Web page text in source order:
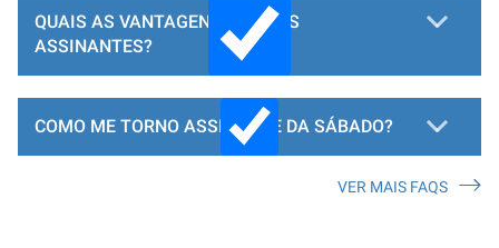
QUAIS AS VANTAGENS PARA OS
ASSINANTES?
COMO ME TORNO ASSINANTE DA SÁBADO?
VER MAIS FAQS